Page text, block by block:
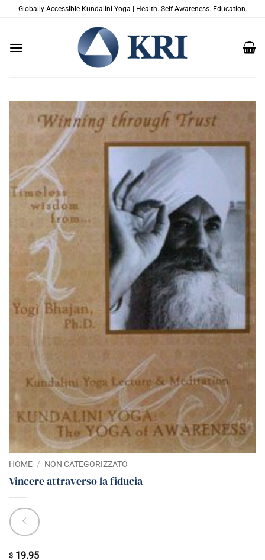
SaltaGlobally Accessible Kundalini Yoga | Health. Self Awareness. Education.
HOME / NON CATEGORIZZATO
Vincere attraverso la fiducia
$ 19.95